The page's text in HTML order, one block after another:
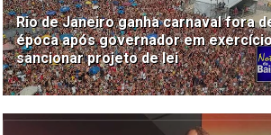
Rio de Janeiro ganha carnaval fora
época após governador em
sancionar projeto de lei